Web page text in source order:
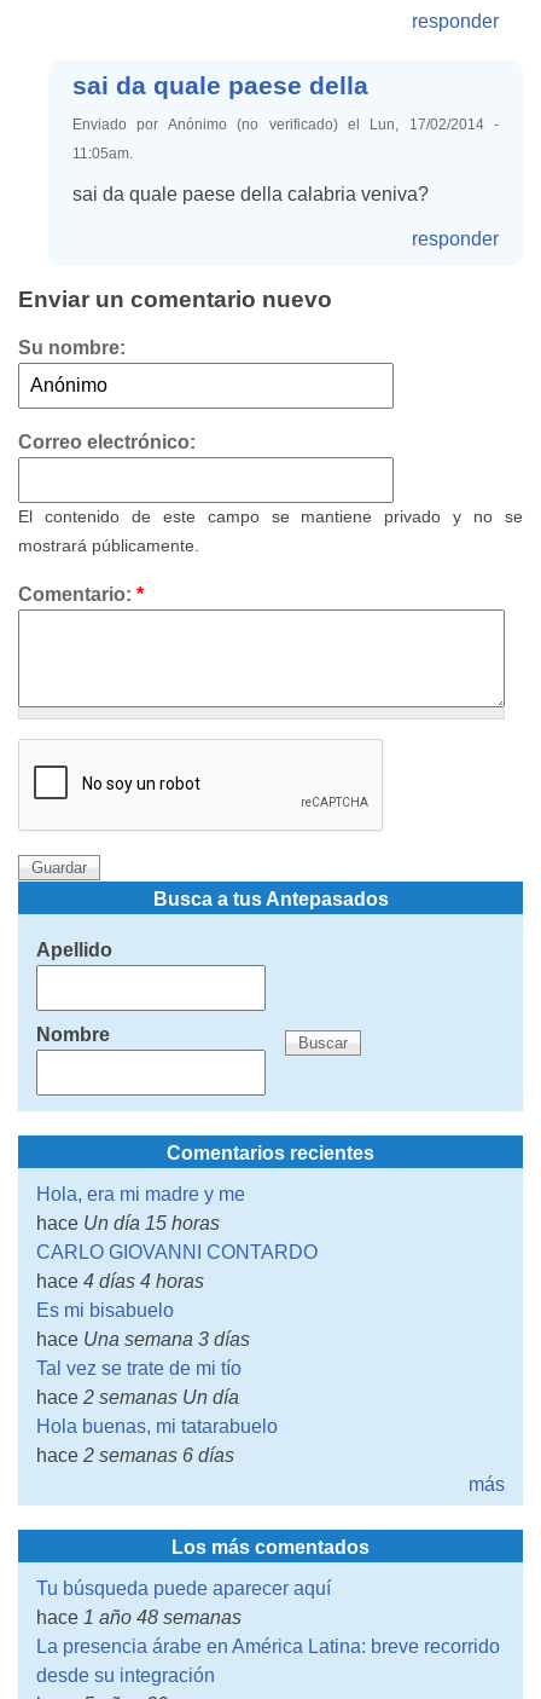
responder
sai da quale paese della
Enviado por Anónimo (no verificado) el Lun, 17/02/2014 -
11:05am.
sai da quale paese della calabria veniva?
responder
Enviar un comentario nuevo
Su nombre:
Correo electrónico:
El contenido de este campo se mantiene privado y no se
mostrará públicamente.
Comentario: *
Busca a tus Antepasados
Apellido
Nombre
Comentarios recientes
Hola, era mi madre y me
hace Un día 15 horas
CARLO GIOVANNI CONTARDO
hace 4 días 4 horas
Es mi bisabuelo
hace Una semana 3 días
Tal vez se trate de mi tío
hace 2 semanas Un día
Hola buenas, mi tatarabuelo
hace 2 semanas 6 días
más
Los más comentados
Tu búsqueda puede aparecer aquí
hace 1 año 48 semanas
La presencia árabe en América Latina: breve recorrido
desde su integración